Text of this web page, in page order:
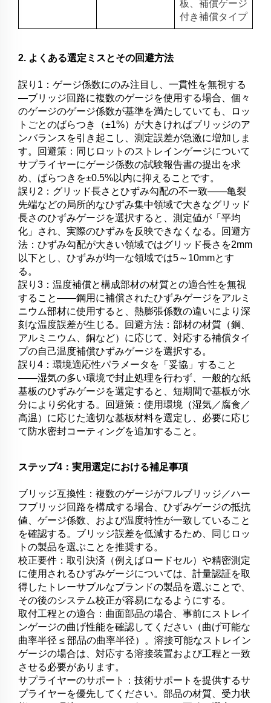
板、補償ゲージ
付き補償タイプ
2. よくある選定ミスとその回避方法
誤り1：ゲージ係数にのみ注目し、一貫性を無視する
—ブリッジ回路に複数のゲージを使用する場合、個々
のゲージのゲージ係数が基準を満たしていても、ロッ
トごとのばらつき（±1%）が大きければブリッジのア
ンバランスを引き起こし、測定誤差が急激に増加しま
す。回避策：同じロットのストレインゲージについて
サプライヤーにゲージ係数の試験報告書の提出を求
め、ばらつきを±0.5%以内に抑えることです。
誤り2：グリッド長さとひずみ勾配の不一致——亀裂
先端などの局所的なひずみ集中領域で大きなグリッド
長さのひずみゲージを選択すると、測定値が「平均
化」され、実際のひずみを反映できなくなる。回避方
法：ひずみ勾配が大きい領域ではグリッド長さを2mm
以下とし、ひずみが均一な領域では5～10mmとす
る。
誤り3：温度補償と構成部材の材質との適合性を無視
すること——鋼用に補償されたひずみゲージをアルミ
ニウム部材に使用すると、熱膨張係数の違いにより深
刻な温度誤差が生じる。回避方法：部材の材質（鋼、
アルミニウム、銅など）に応じて、対応する補償タイ
プの自己温度補償ひずみゲージを選択する。
誤り4：環境適応性パラメータを「妥協」すること
――湿気の多い環境で封止処理を行わず、一般的な紙
基板のひずみゲージを選定すると、短期間で基板が水
分により劣化する。回避策：使用環境（湿気／腐食／
高温）に応じた適切な基板材料を選定し、必要に応じ
て防水密封コーティングを追加すること。
ステップ4：実用選定における補足事項
ブリッジ互換性：複数のゲージがフルブリッジ／ハー
フブリッジ回路を構成する場合、ひずみゲージの抵抗
値、ゲージ係数、および温度特性が一致していること
を確認する。ブリッジ誤差を低減するため、同じロッ
トの製品を選ぶことを推奨する。
校正要件：取引決済（例えばロードセル）や精密測定
に使用されるひずみゲージについては、計量認証を取
得したトレーサブルなブランドの製品を選ぶことで、
その後のシステム校正が容易になるようにする。
取付工程との適合：曲面部品の場合、事前にストレイ
ンゲージの曲げ性能を確認してください（曲げ可能な
曲率半径 ≤ 部品の曲率半径）。溶接可能なストレイン
ゲージの場合は、対応する溶接装置および工程と一致
させる必要があります。
サプライヤーのサポート：技術サポートを提供するサ
プライヤーを優先してください。部品の材質、受力状